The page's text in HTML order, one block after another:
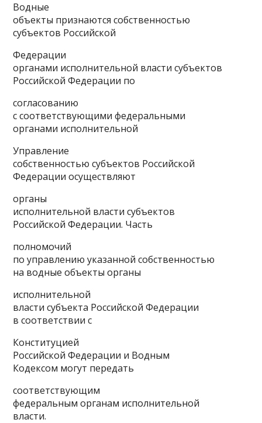
Водные
объекты признаются собственностью
субъектов Российской
Федерации
органами исполнительной власти субъектов
Российской Федерации по
согласованию
с соответствующими федеральными
органами исполнительной
Управление
собственностью субъектов Российской
Федерации осуществляют
органы
исполнительной власти субъектов
Российской Федерации. Часть
полномочий
по управлению указанной собственностью
на водные объекты органы
исполнительной
власти субъекта Российской Федерации
в соответствии с
Конституцией
Российской Федерации и Водным
Кодексом могут передать
соответствующим
федеральным органам исполнительной
власти.